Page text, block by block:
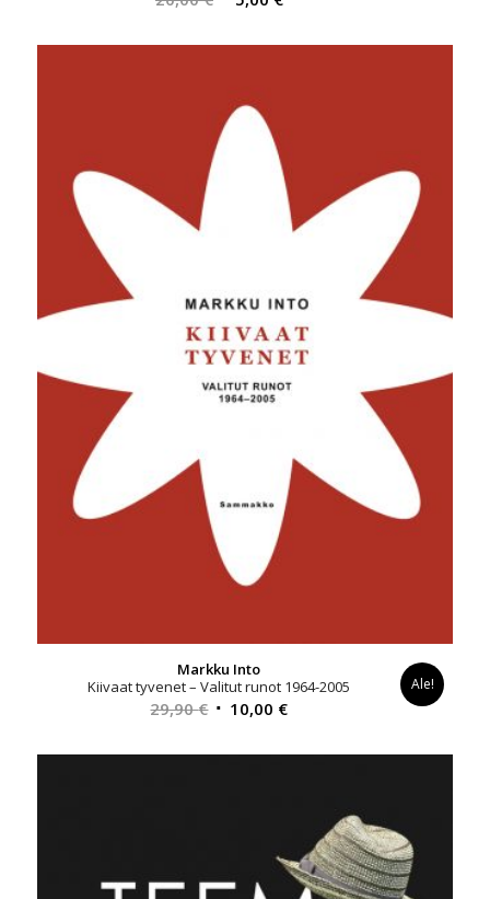
oli:
on:
Markku Into
Kiivaat tyvenet – Valitut runot 1964-2005
29,90€ Alkuperäinen
oli:
10,00 €Nykyinen
on:
Ale!